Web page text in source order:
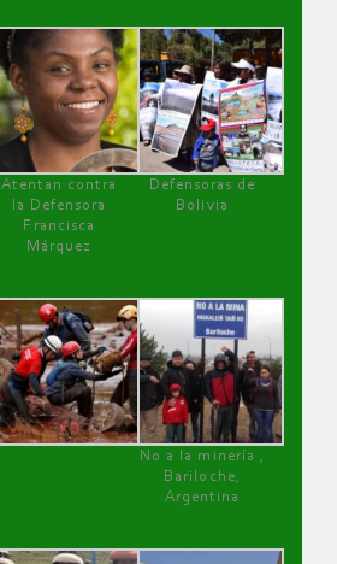
Atentan contra
la Defensora
Francisca
Márquez
Defensoras de
Bolivia
No a la minería ,
Bariloche,
Argentina